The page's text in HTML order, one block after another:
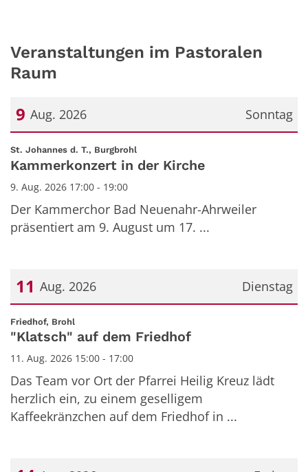
Veranstaltungen im Pastoralen
Raum
Sonntag
9 Aug. 2026
Datum: 9. August 2026
St. Johannes d. T., Burgbrohl
Kammerkonzert in der Kirche
9. Aug. 2026 17:00 - 19:00
Der Kammerchor Bad Neuenahr-Ahrweiler
präsentiert am 9. August um 17. ...
Dienstag
11 Aug. 2026
Datum: 11. August 2026
Friedhof, Brohl
"Klatsch" auf dem Friedhof
11. Aug. 2026 15:00 - 17:00
Das Team vor Ort der Pfarrei Heilig Kreuz lädt
herzlich ein, zu einem geselligem
Kaffeekränzchen auf dem Friedhof in ...